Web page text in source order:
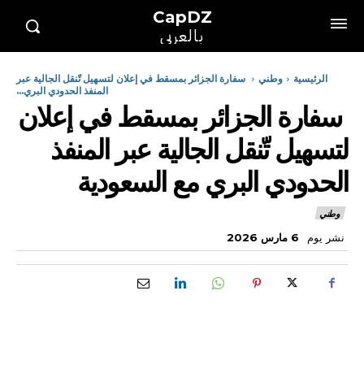
CapDZ
بالعربي
الرئيسية وطني
سفارة الجزائر بمسقط في إعلان لتسهيل تّنقل الجالية عبر
المنفذ الحدودي البري...
سفارة الجزائر بمسقط في إعلان
لتسهيل تّنقل الجالية عبر المنفذ
الحدودي البري مع السعودية
وطني
نشر يوم 6 مارس 2026